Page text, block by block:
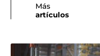
Más
artículos